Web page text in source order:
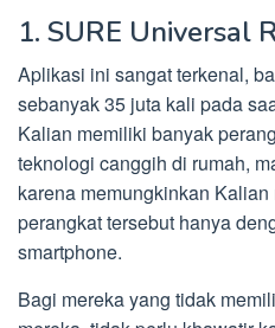
1. SURE Universal
Aplikasi ini sangat terkenal,
sebanyak 35 juta kali pada
Kalian memiliki banyak
teknologi canggih di rumah,
karena memungkinkan
perangkat tersebut hanya
smartphone.
Bagi mereka yang tidak